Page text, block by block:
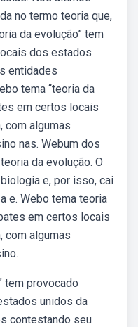
no termo teoria que,
da evolução” tem
dos estados
entidades
tema “teoria da
em certos locais
com algumas
nas. Webum dos
da evolução. O
e, por isso, cai
e. Webo tema teoria
em certos locais
com algumas
tem provocado
unidos da
contestando seu